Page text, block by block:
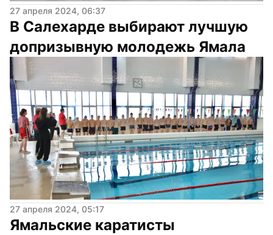
27 апреля 2024, 06:37
В Салехарде выбирают лучшую
допризывную молодежь Ямала
27 апреля 2024, 05:17
Ямальские каратисты